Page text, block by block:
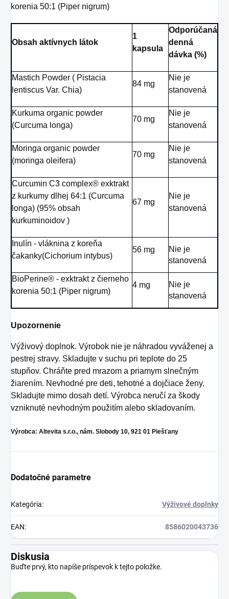
korenia 50:1 (Piper nigrum)
Obsah aktívnych látok
1
kapsula
Odporúčaná
denná
dávka (%)
Mastich Powder ( Pistacia
lentiscus Var. Chia)
84 mg
Nie je
stanovená
Kurkuma organic powder
(Curcuma longa)
70 mg
Nie je
stanovená
Moringa organic powder
(moringa oleifera)
70 mg
Nie je
stanovená
Curcumin C3 complex® exktrakt
z kurkumy dlhej 64:1 (Curcuma
longa) (95% obsah
kurkuminoidov )
67 mg
Nie je
stanovená
Inulín - vláknina z koreňa
čakanky(Cichorium intybus)
56 mg
Nie je
stanovená
BioPerine® - exktrakt z čierneho
korenia 50:1 (Piper nigrum)
4 mg
Nie je
stanovená
Upozornenie
Výživový doplnok. Výrobok nie je náhradou vyváženej a
pestrej stravy. Skladujte v suchu pri teplote do 25
stupňov. Chráňte pred mrazom a priamym slnečným
žiarením. Nevhodné pre deti, tehotné a dojčiace ženy.
Skladujte mimo dosah detí. Výrobca neručí za škody
vzniknuté nevhodným použitím alebo skladovaním.
Výrobca: Altevita s.r.o., nám. Slobody 10, 921 01 Piešťany
Dodatočné parametre
Kategória: Výživové doplnky
EAN: 8586020043736
Diskusia
Buďte prvý, kto napíše príspevok k tejto položke.